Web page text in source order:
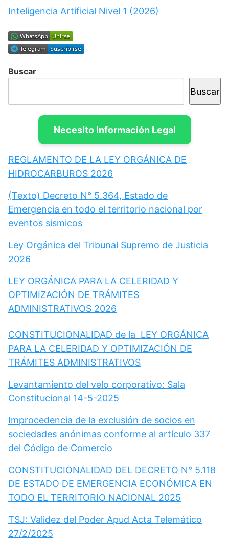
Inteligencia Artificial Nivel 1 (2026)
Buscar
Buscar
Necesito Información Legal
REGLAMENTO DE LA LEY ORGÁNICA DE
HIDROCARBUROS 2026
(Texto) Decreto N° 5.364, Estado de
Emergencia en todo el territorio nacional por
eventos sismicos
Ley Orgánica del Tribunal Supremo de Justicia
2026
LEY ORGÁNICA PARA LA CELERIDAD Y
OPTIMIZACIÓN DE TRÁMITES
ADMINISTRATIVOS 2026
CONSTITUCIONALIDAD de la LEY ORGÁNICA
PARA LA CELERIDAD Y OPTIMIZACIÓN DE
TRÁMITES ADMINISTRATIVOS
Levantamiento del velo corporativo: Sala
Constitucional 14-5-2025
Improcedencia de la exclusión de socios en
sociedades anónimas conforme al artículo 337
del Código de Comercio
CONSTITUCIONALIDAD DEL DECRETO N° 5.118
DE ESTADO DE EMERGENCIA ECONÓMICA EN
TODO EL TERRITORIO NACIONAL 2025
TSJ: Validez del Poder Apud Acta Telemático
27/2/2025